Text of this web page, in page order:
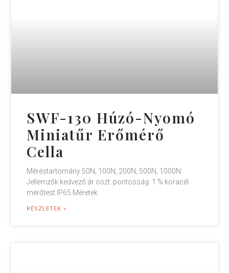
SWF-130 Húzó-Nyomó
Miniatűr Erőmérő
Cella
Méréstartomány 50N, 100N, 200N, 500N, 1000N
Jellemzők kedvező ár oszt. pontosság: 1 % koracél
mérőtest IP65 Méretek
RÉSZLETEK »